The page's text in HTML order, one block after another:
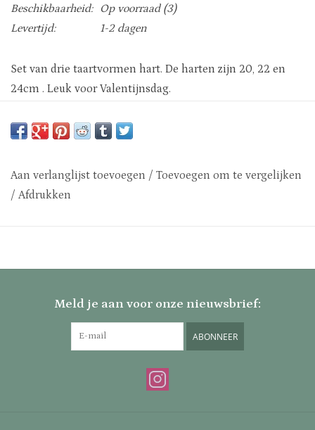
Beschikbaarheid: Op voorraad(3)
Levertijd:
1-2 dagen
Set van drie taartvormen hart. De harten zijn 20, 22 en
24cm . Leuk voor Valentijnsdag.
Aan verlanglijst toevoegen / Toevoegen om te vergelijken
/ Afdrukken
Meld je aan voor onze nieuwsbrief:
ABONNEER